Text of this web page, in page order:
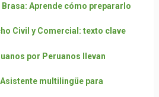
Brasa: Aprende cómo prepararlo
Civil y Comercial: texto clave
por Peruanos llevan
Asistente multilingüe para